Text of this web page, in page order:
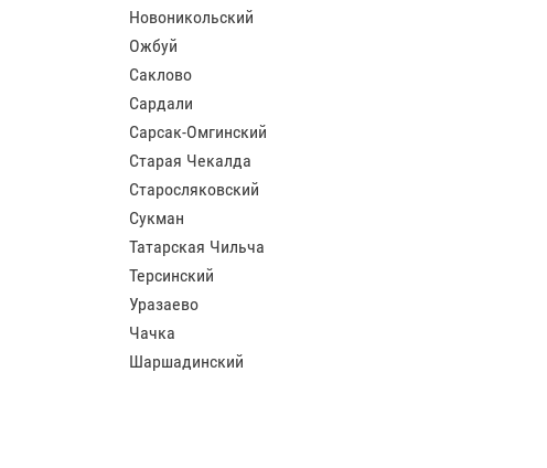
Новоникольский
Ожбуй
Саклово
Сардали
Сарсак-Омгинский
Старая Чекалда
Старосляковский
Сукман
Татарская Чильча
Терсинский
Уразаево
Чачка
Шаршадинский